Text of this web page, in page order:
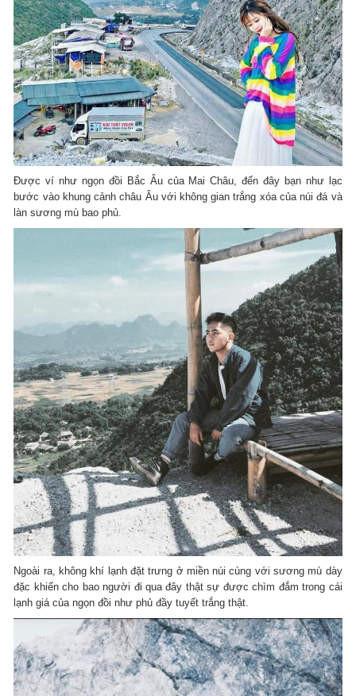
Được ví như ngọn đồi Bắc Âu của Mai Châu, đến đây bạn như lạc
bước vào khung cảnh châu Âu với không gian trắng xóa của núi đá và
làn sương mù bao phủ.
Ngoài ra, không khí lạnh đặt trưng ở miền núi cùng với sương mù dày
đặc khiến cho bao người đi qua đây thật sự được chìm đắm trong cái
lạnh giá của ngọn đồi như phủ đầy tuyết trắng thật.